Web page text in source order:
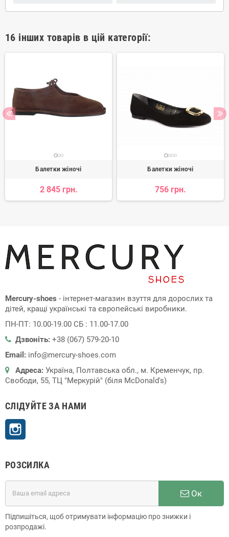
16 інших товарів в цій категорії:
Балетки жіночі
2 845 грн.
Балетки жіночі
756 грн.
Mercury-shoes - інтернет-магазин взуття для дорослих та
дітей, кращі українські та європейські виробники.
ПН-ПТ: 10.00-19.00 СБ : 11.00-17.00
Дзвоніть: +38 (067) 579-20-10
Email: info@mercury-shoes.com
Адреса: Україна, Полтавська обл., м. Кременчук, пр.
Свободи, 55, ТЦ "Меркурій" (біля McDonald's)
СЛІДУЙТЕ ЗА НАМИ
РОЗСИЛКА
Ок
Підпишіться, щоб отримувати інформацію про знижки і
розпродажі.